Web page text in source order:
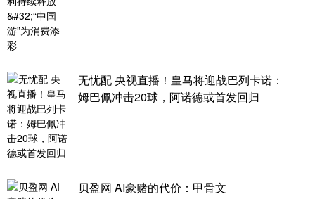
无忧配 央视直播！皇马将迎战巴列卡诺：
姆巴佩冲击20球，阿诺德或首发回归
贝盈网 AI豪赌的代价：甲骨文